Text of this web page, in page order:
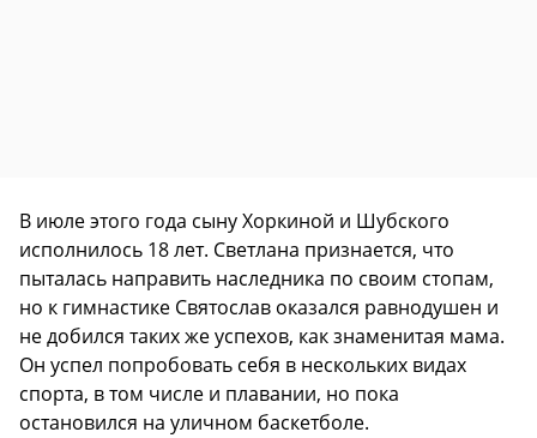
В июле этого года сыну Хоркиной и Шубского
исполнилось 18 лет. Светлана признается, что
пыталась направить наследника по своим стопам,
но к гимнастике Святослав оказался равнодушен и
не добился таких же успехов, как знаменитая мама.
Он успел попробовать себя в нескольких видах
спорта, в том числе и плавании, но пока
остановился на уличном баскетболе.